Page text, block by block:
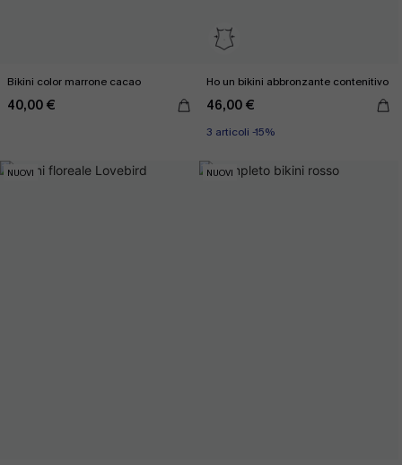
Bikini color marrone cacao
40,00 €
Ho un bikini abbronzante contenitivo
46,00 €
3 articoli -15%
NUOVI NUOVI